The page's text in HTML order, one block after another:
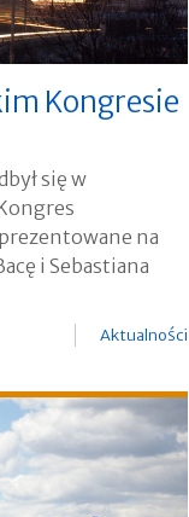
Kongresie
się w
na
i Sebastiana
Aktualności